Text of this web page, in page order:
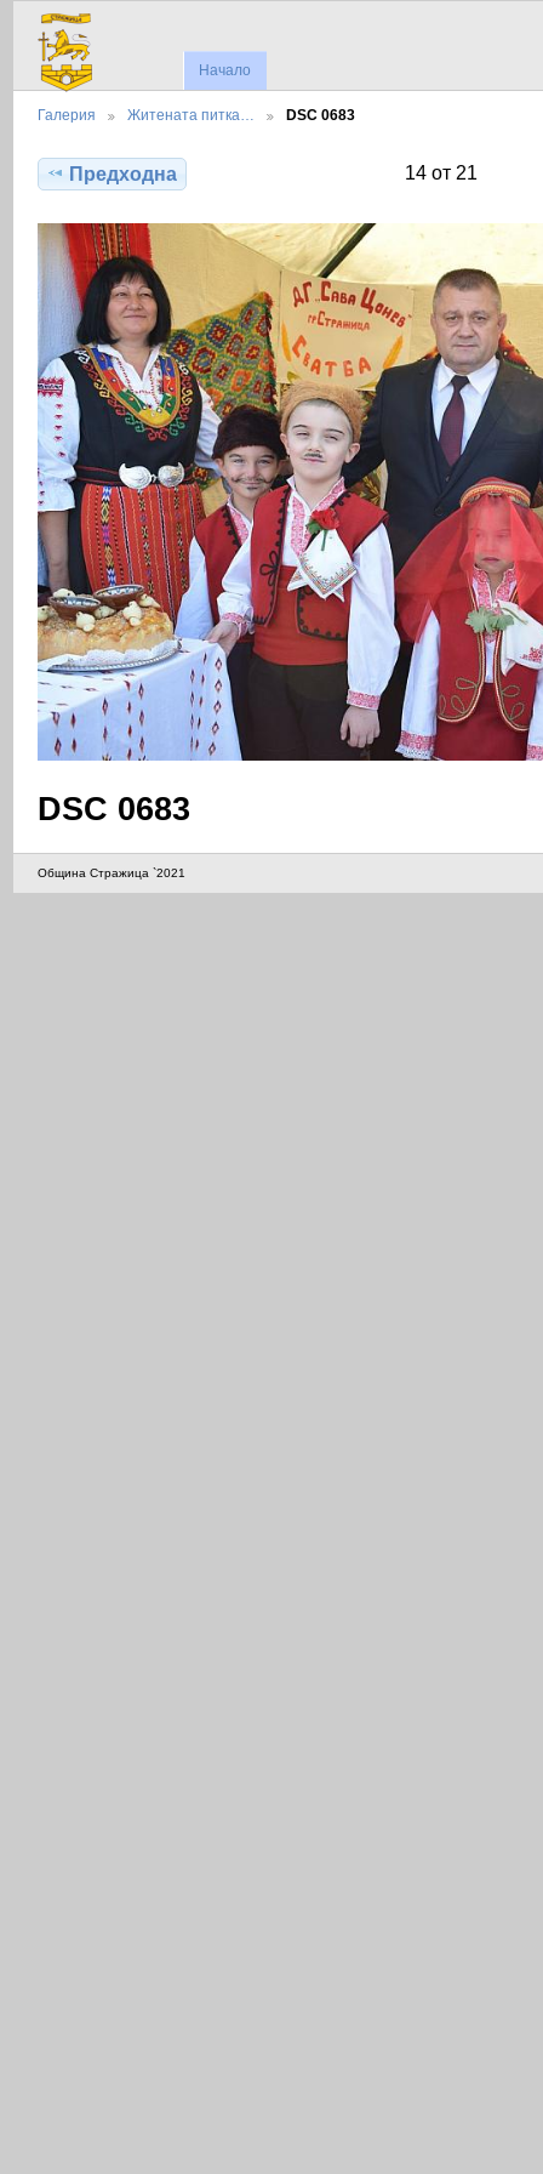
Начало
Галерия Житената питка… DSC 0683
Предходна 14 от 21
DSC 0683
Община Стражица `2021